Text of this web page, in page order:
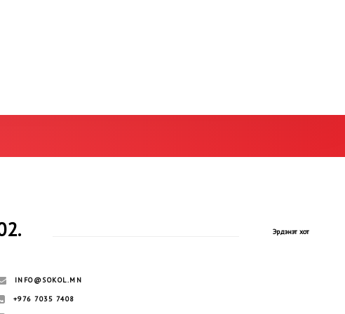
Эрдэнэт хот
INFO@SOKOL.MN
+976 7035 7408